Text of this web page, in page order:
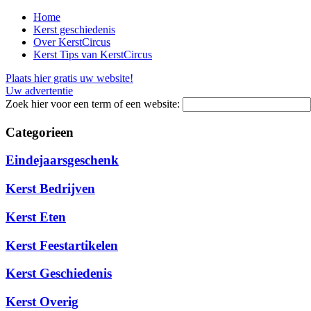
Home
Kerst geschiedenis
Over KerstCircus
Kerst Tips van KerstCircus
Plaats hier gratis uw website!
Uw advertentie
Zoek hier voor een term of een website:
Categorieen
Eindejaarsgeschenk
Kerst Bedrijven
Kerst Eten
Kerst Feestartikelen
Kerst Geschiedenis
Kerst Overig